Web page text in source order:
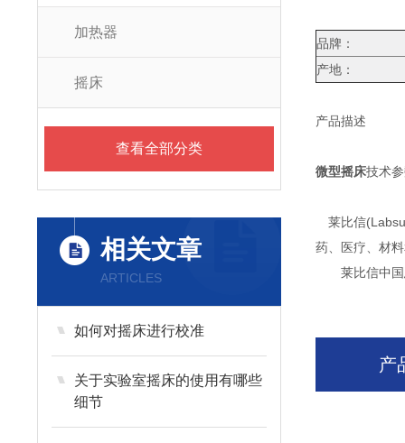
加热器
摇床
查看全部分类
相关文章
ARTICLES
如何对摇床进行校准
关于实验室摇床的使用有哪些
细节
品牌：
产地：
产品描述
微型摇床技术
莱比信
药、医疗、材
莱比信中国总
产